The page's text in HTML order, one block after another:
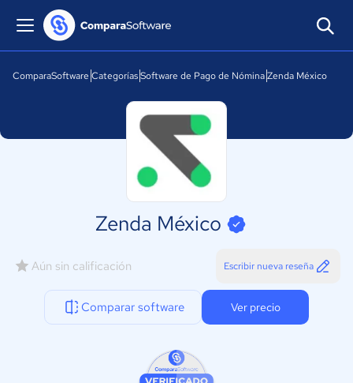
ComparaSoftware CategoríasSoftware de Pago de NóminaZenda México
Zenda México
Aún sin calificación Escribir nueva reseña
Comparar software Ver precio